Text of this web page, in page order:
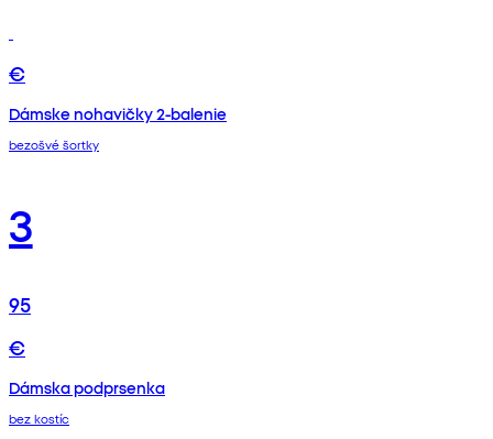
€
Dámske nohavičky 2-balenie
bezošvé šortky
3
95
€
Dámska podprsenka
bez kostíc